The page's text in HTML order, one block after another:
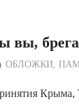
вы,
Дежурный по
ОБЛОЖКИ,